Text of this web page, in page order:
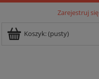
Zarejestruj się
Koszyk:(pusty)